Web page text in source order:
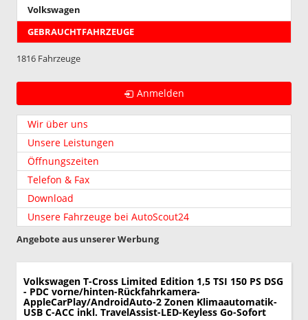
Volkswagen
GEBRAUCHTFAHRZEUGE
1816 Fahrzeuge
Anmelden
Wir über uns
Unsere Leistungen
Öffnungszeiten
Telefon & Fax
Download
Unsere Fahrzeuge bei AutoScout24
Angebote aus unserer Werbung
Volkswagen T-Cross Limited Edition 1,5 TSI 150 PS DSG
- PDC vorne/hinten-Rückfahrkamera-
AppleCarPlay/AndroidAuto-2 Zonen Klimaautomatik-
USB C-ACC inkl. TravelAssist-LED-Keyless Go-Sofort